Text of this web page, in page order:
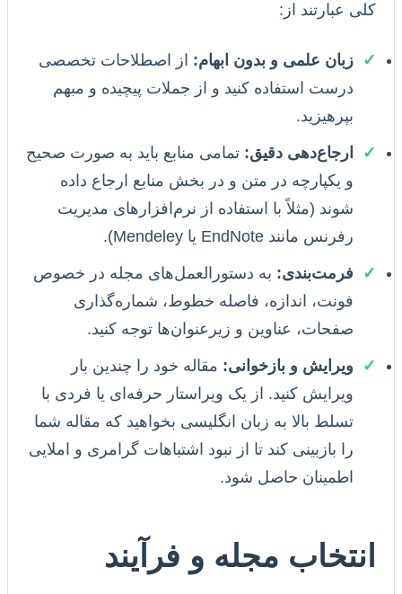
کلی عبارتند از:
✓ زبان علمی و بدون ابهام: از اصطلاحات تخصصی
درست استفاده کنید و از جملات پیچیده و مبهم
بپرهیزید.
✓ ارجاع‌دهی دقیق: تمامی منابع باید به صورت صحیح
و یکپارچه در متن و در بخش منابع ارجاع داده
شوند (مثلاً با استفاده از نرم‌افزارهای مدیریت
رفرنس مانند EndNote یا Mendeley).
✓ فرمت‌بندی: به دستورالعمل‌های مجله در خصوص
فونت، اندازه، فاصله خطوط، شماره‌گذاری
صفحات، عناوین و زیرعنوان‌ها توجه کنید.
✓ ویرایش و بازخوانی: مقاله خود را چندین بار
ویرایش کنید. از یک ویراستار حرفه‌ای یا فردی با
تسلط بالا به زبان انگلیسی بخواهید که مقاله شما
را بازبینی کند تا از نبود اشتباهات گرامری و املایی
اطمینان حاصل شود.
انتخاب مجله و فرآیند